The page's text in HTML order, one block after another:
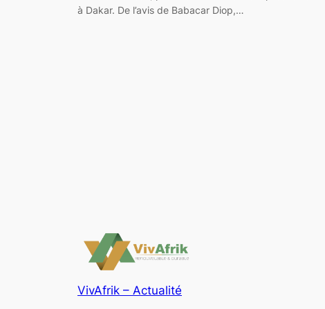
à Dakar. De l’avis de Babacar Diop,…
VivAfrik – Actualité